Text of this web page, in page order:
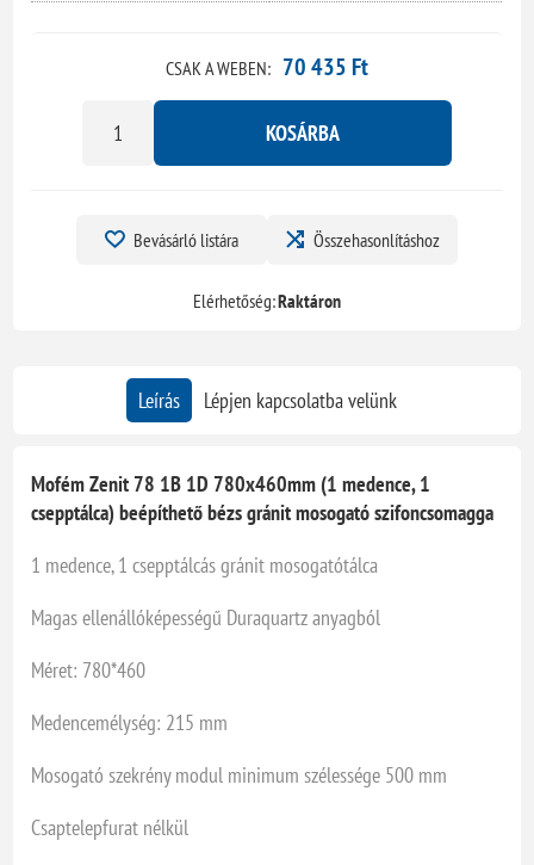
CSAK A WEBEN: 70 435 Ft
KOSÁRBA
Bevásárló listára Összehasonlításhoz
Elérhetőség:Raktáron
Leírás Lépjen kapcsolatba velünk
Mofém Zenit 78 1B 1D 780x460mm (1 medence, 1
csepptálca) beépíthető bézs gránit mosogató szifoncsomagga
1 medence, 1 csepptálcás gránit mosogatótálca
Magas ellenállóképességű Duraquartz anyagból
Méret: 780*460
Medencemélység: 215 mm
Mosogató szekrény modul minimum szélessége 500 mm
Csaptelepfurat nélkül